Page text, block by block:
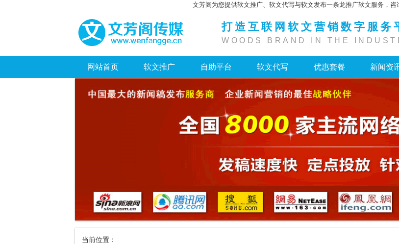
文芳阁为您提供软文推广、软文代写与软文发布一条龙推广软文服务，咨
打造互联网软文营销数字服务
WOODS BRAND IN THE
网站首页 软文推广 自助平台 软文代写 优惠套餐 新闻资
当前位置：